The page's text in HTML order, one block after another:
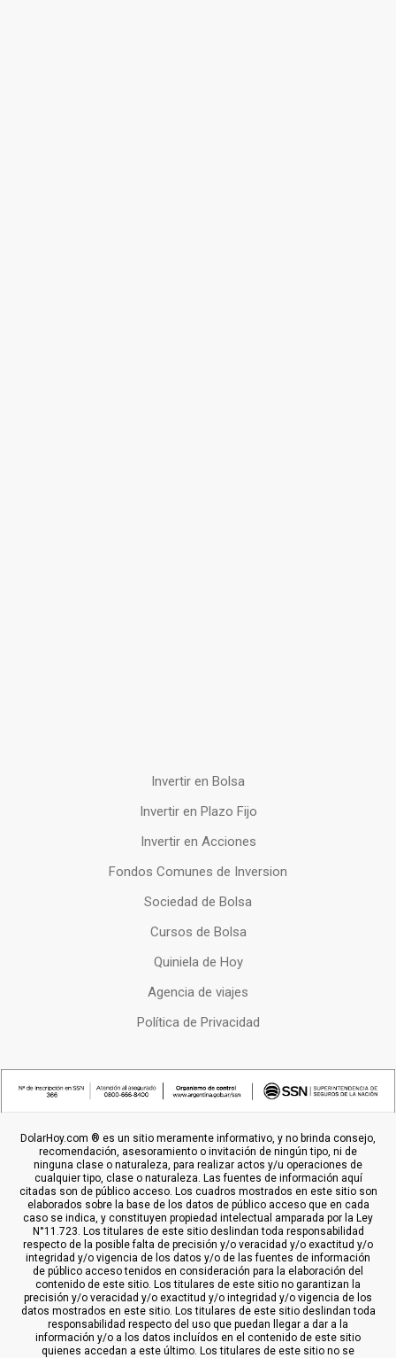
Invertir en Bolsa
Invertir en Plazo Fijo
Invertir en Acciones
Fondos Comunes de Inversion
Sociedad de Bolsa
Cursos de Bolsa
Quiniela de Hoy
Agencia de viajes
Política de Privacidad
DolarHoy.com ® es un sitio meramente informativo, y no brinda consejo,
recomendación, asesoramiento o invitación de ningún tipo, ni de
ninguna clase o naturaleza, para realizar actos y/u operaciones de
cualquier tipo, clase o naturaleza. Las fuentes de información aquí
citadas son de público acceso. Los cuadros mostrados en este sitio son
elaborados sobre la base de los datos de público acceso que en cada
caso se indica, y constituyen propiedad intelectual amparada por la Ley
N°11.723. Los titulares de este sitio deslindan toda responsabilidad
respecto de la posible falta de precisión y/o veracidad y/o exactitud y/o
integridad y/o vigencia de los datos y/o de las fuentes de información
de público acceso tenidos en consideración para la elaboración del
contenido de este sitio. Los titulares de este sitio no garantizan la
precisión y/o veracidad y/o exactitud y/o integridad y/o vigencia de los
datos mostrados en este sitio. Los titulares de este sitio deslindan toda
responsabilidad respecto del uso que puedan llegar a dar a la
información y/o a los datos incluídos en el contenido de este sitio
quienes accedan a este último. Los titulares de este sitio no se